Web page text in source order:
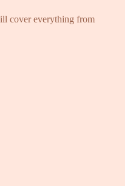
cover everything from